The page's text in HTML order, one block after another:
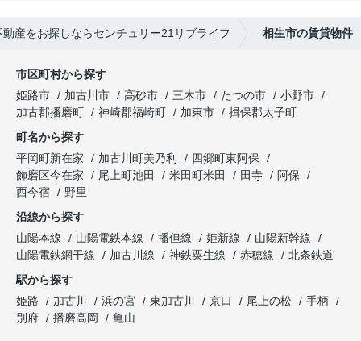
動産をお探しならセンチュリー21リブライフ 相生市の賃貸物件
市区町村から探す
姫路市
加古川市 高砂市 三木市 たつの市
小野市
加古郡播磨町
神崎郡福崎町 加東市
揖保郡太子町
町名から探す
平岡町新在家
加古川町美乃利
四郷町東阿保
飾磨区今在家
尾上町池田 米田町米田 田寺
阿保
西今宿
野里
沿線から探す
山陽本線
山陽電鉄本線 播但線 姫新線
山陽新幹線
山陽電鉄網干線
加古川線 神鉄粟生線 赤穂線
北条鉄道
駅から探す
姫路
加古川 浜の宮 東加古川 京口 尾上の松
手柄
別府
播磨高岡 亀山